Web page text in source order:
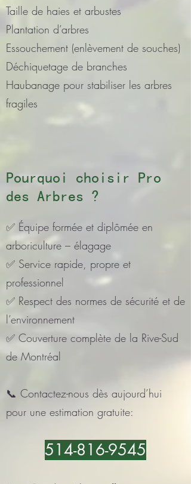
Taille de haies et arbustes
Plantation d’arbres
Essouchement (enlèvement de souches)
Déchiquetage de branches
Haubanage pour stabiliser les arbres
fragiles
Pourquoi choisir Pro
des Arbres ?
✅ Équipe formée et diplômée en
arboriculture – élagage
✅ Service rapide, propre et
professionnel
✅ Respect des normes de sécurité et de
l’environnement
✅ Couverture complète de la Rive-Sud
de Montréal
📞 Contactez-nous dès aujourd’hui
pour une estimation gratuite:
514-816-9545